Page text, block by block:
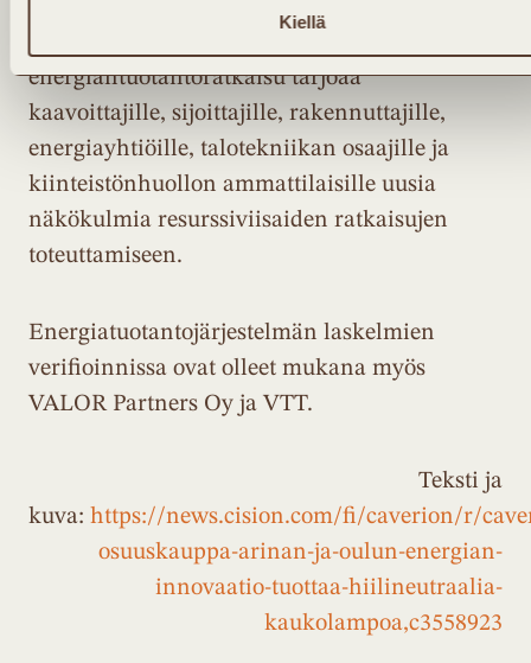
Kiellä
energiantuotantoratkaisu tarjoaa
kaavoittajille, sijoittajille, rakennuttajille,
energiayhtiöille, talotekniikan osaajille ja
kiinteistönhuollon ammattilaisille uusia
näkökulmia resurssiviisaiden ratkaisujen
toteuttamiseen.
Energiatuotantojärjestelmän laskelmien
verifioinnissa ovat olleet mukana myös
VALOR Partners Oy ja VTT.
Teksti ja
kuva: https://news.cision.com/fi/caverion/r/
osuuskauppa-arinan-ja-oulun-energian-
innovaatio-tuottaa-hiilineutraalia-
kaukolampoa,c3558923